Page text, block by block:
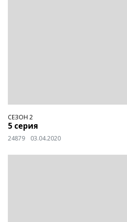
СЕЗОН 2
5 серия
24879 03.04.2020